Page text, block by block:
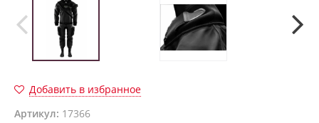
Добавить в избранное
Артикул: 17366